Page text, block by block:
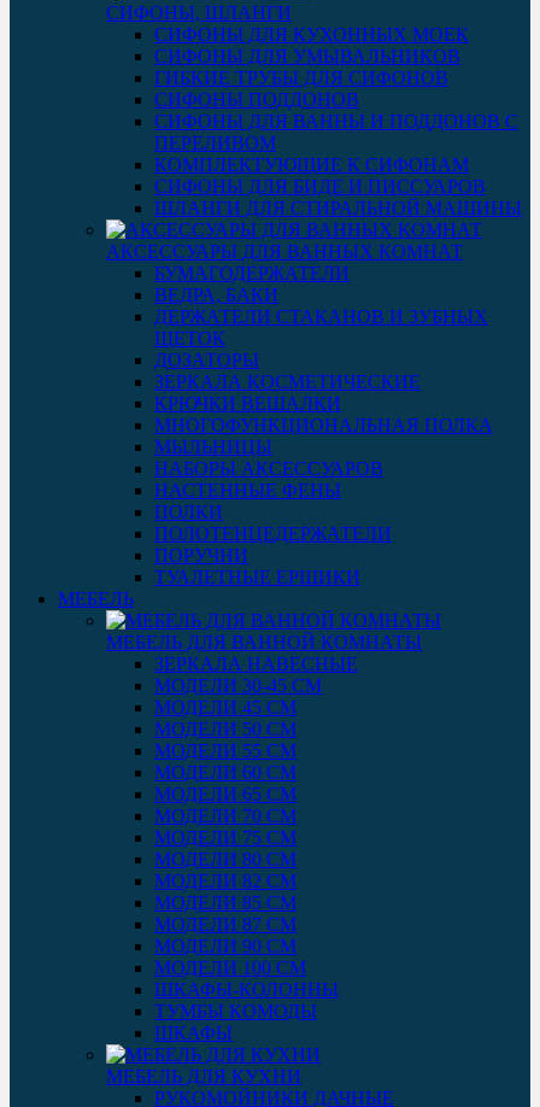
СИФОНЫ, ШЛАНГИ
СИФОНЫ ДЛЯ КУХОННЫХ МОЕК
СИФОНЫ ДЛЯ УМЫВАЛЬНИКОВ
ГИБКИЕ ТРУБЫ ДЛЯ СИФОНОВ
СИФОНЫ ПОДДОНОВ
СИФОНЫ ДЛЯ ВАННЫ И ПОДДОНОВ С
ПЕРЕЛИВОМ
КОМПЛЕКТУЮЩИЕ К СИФОНАМ
СИФОНЫ ДЛЯ БИДЕ И ПИССУАРОВ
ШЛАНГИ ДЛЯ СТИРАЛЬНОЙ МАШИНЫ
АКСЕССУАРЫ ДЛЯ ВАННЫХ КОМНАТ
БУМАГОДЕРЖАТЕЛИ
ВЕДРА, БАКИ
ДЕРЖАТЕЛИ СТАКАНОВ И ЗУБНЫХ
ЩЕТОК
ДОЗАТОРЫ
ЗЕРКАЛА КОСМЕТИЧЕСКИЕ
КРЮЧКИ ВЕШАЛКИ
МНОГОФУНКЦИОНАЛЬНАЯ ПОЛКА
МЫЛЬНИЦЫ
НАБОРЫ АКСЕССУАРОВ
НАСТЕННЫЕ ФЕНЫ
ПОЛКИ
ПОЛОТЕНЦЕДЕРЖАТЕЛИ
ПОРУЧНИ
ТУАЛЕТНЫЕ ЕРШИКИ
МЕБЕЛЬ
МЕБЕЛЬ ДЛЯ ВАННОЙ КОМНАТЫ
ЗЕРКАЛА НАВЕСНЫЕ
МОДЕЛИ 30-45 СМ
МОДЕЛИ 45 СМ
МОДЕЛИ 50 СМ
МОДЕЛИ 55 СМ
МОДЕЛИ 60 СМ
МОДЕЛИ 65 СМ
МОДЕЛИ 70 СМ
МОДЕЛИ 75 СМ
МОДЕЛИ 80 СМ
МОДЕЛИ 82 СМ
МОДЕЛИ 85 СМ
МОДЕЛИ 87 СМ
МОДЕЛИ 90 СМ
МОДЕЛИ 100 СМ
ШКАФЫ-КОЛОННЫ
ТУМБЫ КОМОДЫ
ШКАФЫ
МЕБЕЛЬ ДЛЯ КУХНИ
РУКОМОЙНИКИ ДАЧНЫЕ